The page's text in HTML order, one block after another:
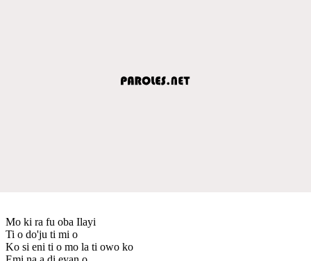
Mo ki ra fu oba Ilayi
Ti o do'ju ti mi o
Ko si eni ti o mo la ti owo ko